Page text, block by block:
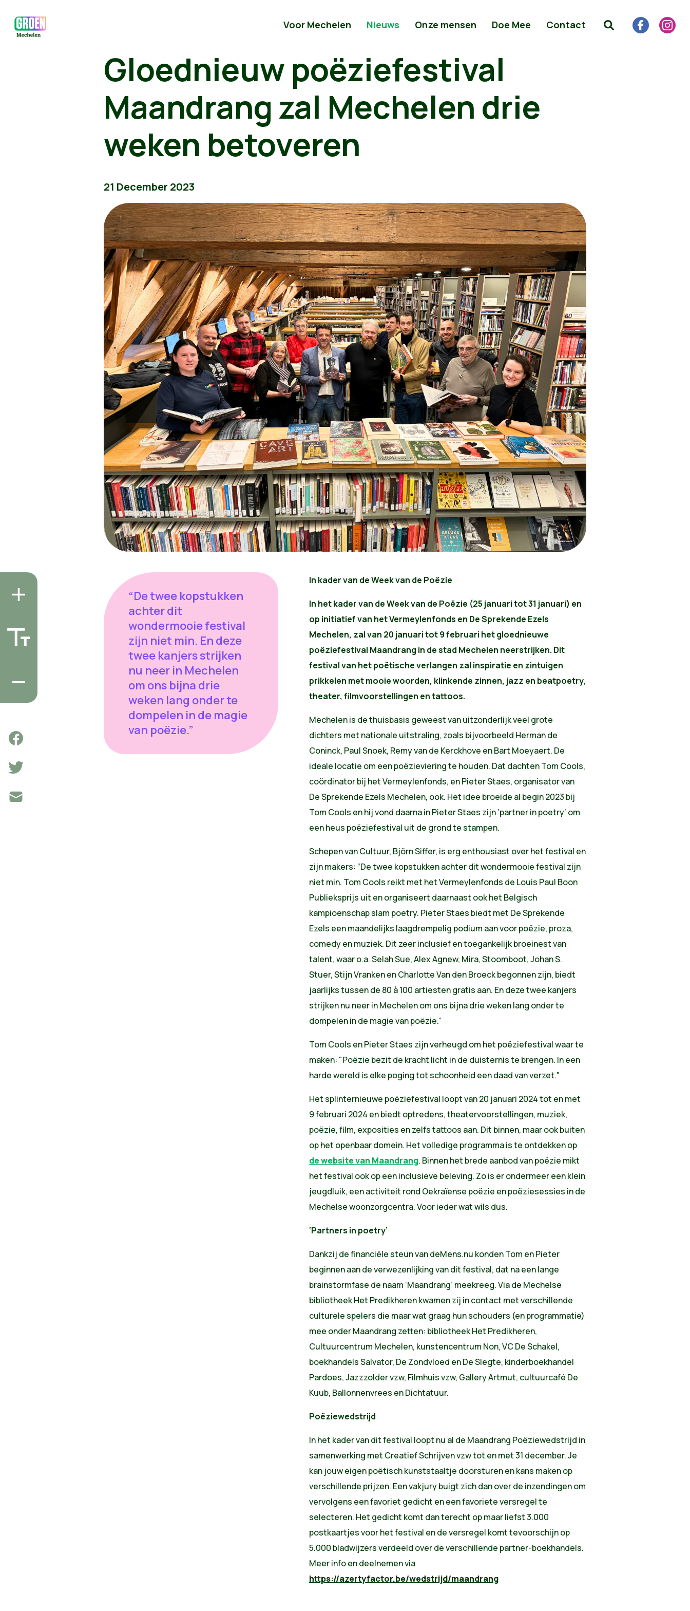
Voor Mechelen Nieuws Onze mensen Doe Mee Contact
Gloednieuw poëziefestival
Maandrang zal Mechelen drie
weken betoveren
21 December 2023
“De twee kopstukken
achter dit
wondermooie festival
zijn niet min. En deze
twee kanjers strijken
nu neer in Mechelen
om ons bijna drie
weken lang onder te
dompelen in de magie
van poëzie.”
In kader van de Week van de Poëzie
In het kader van de Week van de Poëzie (25 januari tot 31 januari) en
op initiatief van het Vermeylenfonds en De Sprekende Ezels
Mechelen, zal van 20 januari tot 9 februari het gloednieuwe
poëziefestival Maandrang in de stad Mechelen neerstrijken. Dit
festival van het poëtische verlangen zal inspiratie en zintuigen
prikkelen met mooie woorden, klinkende zinnen, jazz en beatpoetry,
theater, filmvoorstellingen en tattoos.
Mechelen is de thuisbasis geweest van uitzonderlijk veel grote
dichters met nationale uitstraling, zoals bijvoorbeeld Herman de
Coninck, Paul Snoek, Remy van de Kerckhove en Bart Moeyaert. De
ideale locatie om een poëzieviering te houden. Dat dachten Tom Cools,
coördinator bij het Vermeylenfonds, en Pieter Staes, organisator van
De Sprekende Ezels Mechelen, ook. Het idee broeide al begin 2023 bij
Tom Cools en hij vond daarna in Pieter Staes zijn ‘partner in poetry’ om
een heus poëziefestival uit de grond te stampen.
Schepen van Cultuur, Björn Siffer, is erg enthousiast over het festival en
zijn makers: “De twee kopstukken achter dit wondermooie festival zijn
niet min. Tom Cools reikt met het Vermeylenfonds de Louis Paul Boon
Publieksprijs uit en organiseert daarnaast ook het Belgisch
kampioenschap slam poetry. Pieter Staes biedt met De Sprekende
Ezels een maandelijks laagdrempelig podium aan voor poëzie, proza,
comedy en muziek. Dit zeer inclusief en toegankelijk broeinest van
talent, waar o.a. Selah Sue, Alex Agnew, Mira, Stoomboot, Johan S.
Stuer, Stijn Vranken en Charlotte Van den Broeck begonnen zijn, biedt
jaarlijks tussen de 80 à 100 artiesten gratis aan. En deze twee kanjers
strijken nu neer in Mechelen om ons bijna drie weken lang onder te
dompelen in de magie van poëzie.”
Tom Cools en Pieter Staes zijn verheugd om het poëziefestival waar te
maken: "Poëzie bezit de kracht licht in de duisternis te brengen. In een
harde wereld is elke poging tot schoonheid een daad van verzet."
Het splinternieuwe poëziefestival loopt van 20 januari 2024 tot en met
9 februari 2024 en biedt optredens, theatervoorstellingen, muziek,
poëzie, film, exposities en zelfs tattoos aan. Dit binnen, maar ook buiten
op het openbaar domein. Het volledige programma is te ontdekken op
de website van Maandrang. Binnen het brede aanbod van poëzie mikt
het festival ook op een inclusieve beleving. Zo is er ondermeer een klein
jeugdluik, een activiteit rond Oekraïense poëzie en poëziesessies in de
Mechelse woonzorgcentra. Voor ieder wat wils dus.
‘Partners in poetry’
Dankzij de financiële steun van deMens.nu konden Tom en Pieter
beginnen aan de verwezenlijking van dit festival, dat na een lange
brainstormfase de naam ‘Maandrang’ meekreeg. Via de Mechelse
bibliotheek Het Predikheren kwamen zij in contact met verschillende
culturele spelers die maar wat graag hun schouders (en programmatie)
mee onder Maandrang zetten: bibliotheek Het Predikheren,
Cultuurcentrum Mechelen, kunstencentrum Non, VC De Schakel,
boekhandels Salvator, De Zondvloed en De Slegte, kinderboekhandel
Pardoes, Jazzzolder vzw, Filmhuis vzw, Gallery Artmut, cultuurcafé De
Kuub, Ballonnenvrees en Dichtatuur.
Poëziewedstrijd
In het kader van dit festival loopt nu al de Maandrang Poëziewedstrijd in
samenwerking met Creatief Schrijven vzw tot en met 31 december. Je
kan jouw eigen poëtisch kunststaaltje doorsturen en kans maken op
verschillende prijzen. Een vakjury buigt zich dan over de inzendingen om
vervolgens een favoriet gedicht en een favoriete versregel te
selecteren. Het gedicht komt dan terecht op maar liefst 3.000
postkaartjes voor het festival en de versregel komt tevoorschijn op
5.000 bladwijzers verdeeld over de verschillende partner-boekhandels.
Meer info en deelnemen via
https://azertyfactor.be/wedstrijd/maandrang